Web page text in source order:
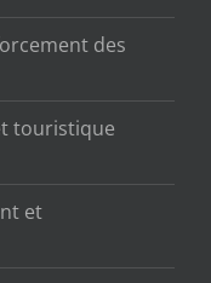
des
touristique
et